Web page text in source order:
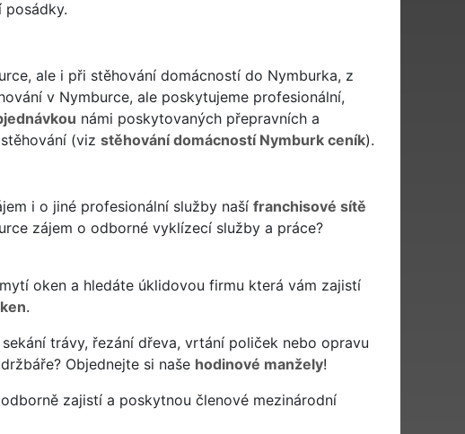
posádky.
ale i při stěhování domácností do Nymburka, z
v Nymburce, ale poskytujeme profesionální,
námi poskytovaných přepravních a
(viz stěhování domácností Nymburk ceník).
i o jiné profesionální služby naší franchisové sítě
zájem o odborné vyklízecí služby a práce?
oken a hledáte úklidovou firmu která vám zajistí
.
trávy, řezání dřeva, vrtání poliček nebo opravu
Objednejte si naše hodinové manžely!
zajistí a poskytnou členové mezinárodní